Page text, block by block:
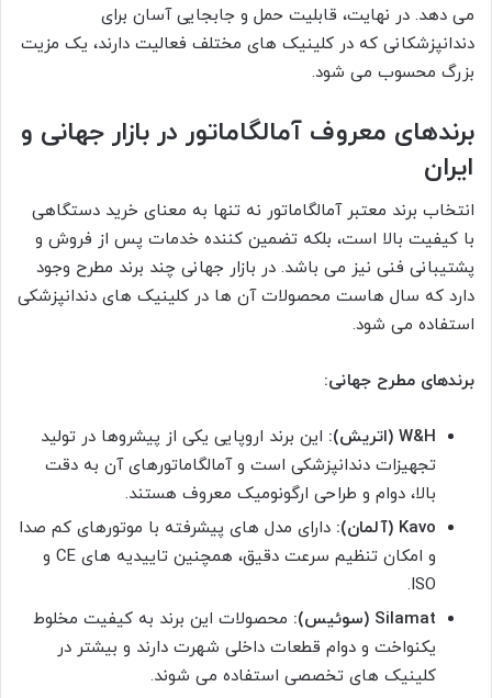
می دهد. در نهایت، قابلیت حمل و جابجایی آسان برای
دندانپزشکانی که در کلینیک های مختلف فعالیت دارند، یک مزیت
بزرگ محسوب می شود.
برندهای معروف آمالگاماتور در بازار جهانی و
ایران
انتخاب برند معتبر آمالگاماتور نه تنها به معنای خرید دستگاهی
با کیفیت بالا است، بلکه تضمین کننده خدمات پس از فروش و
پشتیبانی فنی نیز می باشد. در بازار جهانی چند برند مطرح وجود
دارد که سال هاست محصولات آن ها در کلینیک های دندانپزشکی
استفاده می شود.
برندهای مطرح جهانی:
W&H (اتریش):
این برند اروپایی یکی از پیشروها در تولید
تجهیزات دندانپزشکی است و آمالگاماتورهای آن به دقت
بالا، دوام و طراحی ارگونومیک معروف هستند.
Kavo (آلمان):
دارای مدل های پیشرفته با موتورهای کم صدا
و امکان تنظیم سرعت دقیق، همچنین تاییدیه های CE و
ISO.
Silamat (سوئیس):
محصولات این برند به کیفیت مخلوط
یکنواخت و دوام قطعات داخلی شهرت دارند و بیشتر در
کلینیک های تخصصی استفاده می شوند.